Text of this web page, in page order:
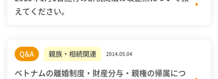
えてください。
Q&A 親族・相続関連 2014.05.04
ベトナムの離婚制度・財産分与・親権の帰属につ